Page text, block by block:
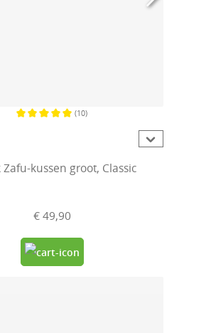
(10)
Zafu-kussen groot, Classic
€ 49,90